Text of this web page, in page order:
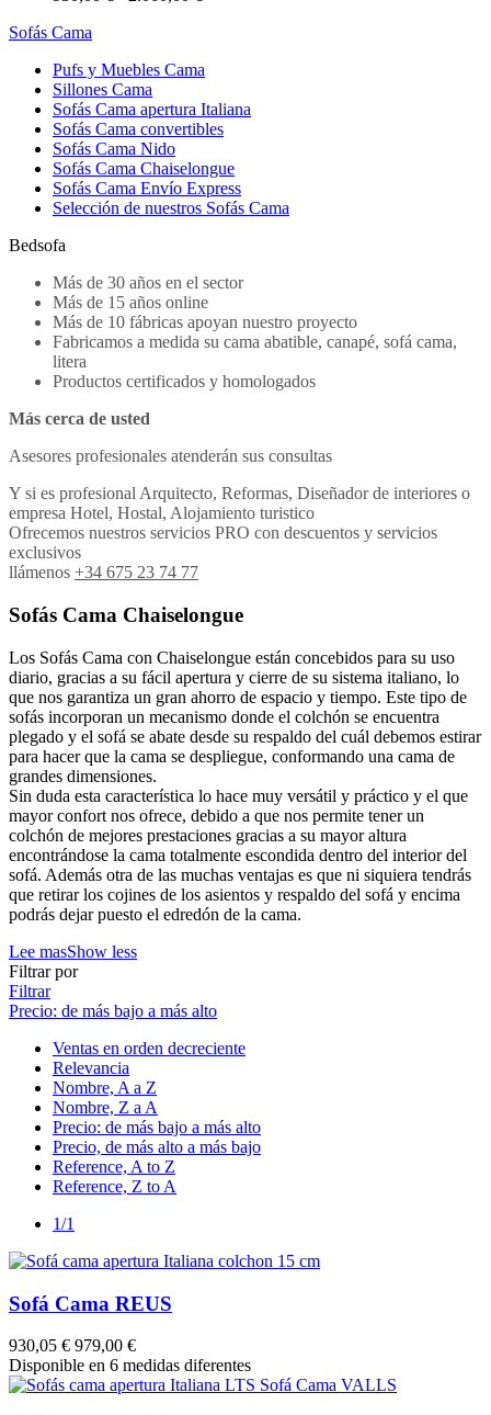
Sofás Cama
Pufs y Muebles Cama
Sillones Cama
Sofás Cama apertura Italiana
Sofás Cama convertibles
Sofás Cama Nido
Sofás Cama Chaiselongue
Sofás Cama Envío Express
Selección de nuestros Sofás Cama
Bedsofa
Más de 30 años en el sector
Más de 15 años online
Más de 10 fábricas apoyan nuestro proyecto
Fabricamos a medida su cama abatible, canapé, sofá cama,
litera
Productos certificados y homologados
Más cerca de usted
Asesores profesionales atenderán sus consultas
Y si es profesional Arquitecto, Reformas, Diseñador de interiores o
empresa Hotel, Hostal, Alojamiento turistico
Ofrecemos nuestros servicios PRO con descuentos y servicios
exclusivos
llámenos +34 675 23 74 77
Sofás Cama Chaiselongue
Los Sofás Cama con Chaiselongue están concebidos para su uso
diario, gracias a su fácil apertura y cierre de su sistema italiano, lo
que nos garantiza un gran ahorro de espacio y tiempo. Este tipo de
sofás incorporan un mecanismo donde el colchón se encuentra
plegado y el sofá se abate desde su respaldo del cuál debemos estirar
para hacer que la cama se despliegue, conformando una cama de
grandes dimensiones.
Sin duda esta característica lo hace muy versátil y práctico y el que
mayor confort nos ofrece, debido a que nos permite tener un
colchón de mejores prestaciones gracias a su mayor altura
encontrándose la cama totalmente escondida dentro del interior del
sofá. Además otra de las muchas ventajas es que ni siquiera tendrás
que retirar los cojines de los asientos y respaldo del sofá y encima
podrás dejar puesto el edredón de la cama.
Lee masShow less
Filtrar por
Filtrar
Precio: de más bajo a más alto
Ventas en orden decreciente
Relevancia
Nombre, A a Z
Nombre, Z a A
Precio: de más bajo a más alto
Precio, de más alto a más bajo
Reference, A to Z
Reference, Z to A
1/1
Sofá Cama REUS
930,05 € 979,00 €
Disponible en 6 medidas diferentes